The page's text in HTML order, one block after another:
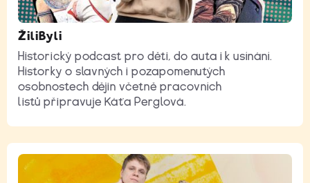
ŽiliByli
Historický podcast pro děti, do auta i k usínání.
Historky o slavných i pozapomenutých
osobnostech dějin včetně pracovních
listů připravuje Káťa Perglová.